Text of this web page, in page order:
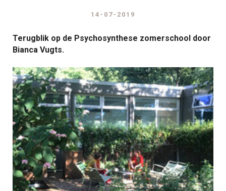
14-07-2019
Terugblik op de Psychosynthese zomerschool door
Bianca Vugts.